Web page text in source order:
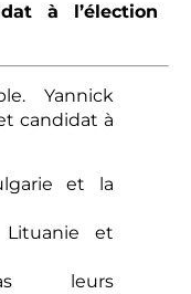
à l’élection
Yannick
candidat à
et la
et
leurs